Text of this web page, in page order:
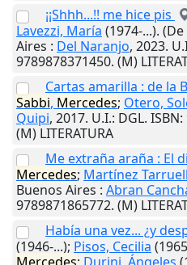
¡¡Shhh...!! me hice pis
Lavezzi, María (1974-...).
Aires : Del Naranjo, 2023.
9789878371450. (M)
Cartas amarilla : de la
Sabbi, Mercedes; Otero,
Quipi, 2017. U.I.: DGL.
(M) LITERATURA
Me extraña araña : El
Mercedes; Martínez
Buenos Aires : Abran
9789871865772. (M)
Había una vez... ¿y
(1946-...); Pisos, Cecilia